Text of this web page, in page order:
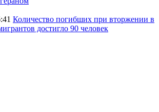
Количество погибших при вторжении в
достигло 90 человек